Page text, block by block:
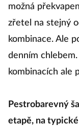
A na co jsme se
možná
zřetel na stejný
kombinace. Ale
denním
Pestrobarevný